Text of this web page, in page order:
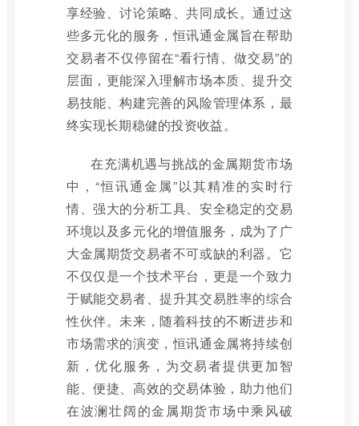
享经验、讨论策略、共同成长。通过这
些多元化的服务，恒讯通金属旨在帮助
交易者不仅停留在“看行情、做交易”的
层面，更能深入理解市场本质、提升交
易技能、构建完善的风险管理体系，最
终实现长期稳健的投资收益。
在充满机遇与挑战的金属期货市场
中，“恒讯通金属”以其精准的实时行
情、强大的分析工具、安全稳定的交易
环境以及多元化的增值服务，成为了广
大金属期货交易者不可或缺的利器。它
不仅仅是一个技术平台，更是一个致力
于赋能交易者、提升其交易胜率的综合
性伙伴。未来，随着科技的不断进步和
市场需求的演变，恒讯通金属将持续创
新，优化服务，为交易者提供更加智
能、便捷、高效的交易体验，助力他们
在波澜壮阔的金属期货市场中乘风破